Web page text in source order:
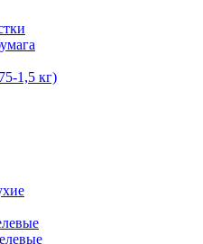
1,5 кг)